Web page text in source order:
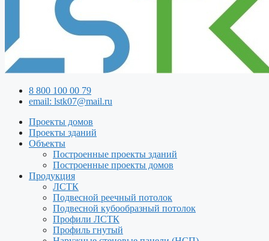
8 800 100 00 79
email: lstk07@mail.ru
Проекты домов
Проекты зданий
Объекты
Построенные проекты зданий
Построенные проекты домов
Продукция
ЛСТК
Подвесной реечный потолок
Подвесной кубообразный потолок
Профили ЛСТК
Профиль гнутый